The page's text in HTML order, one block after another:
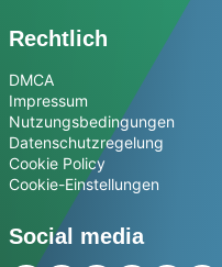
Rechtlich
DMCA
Impressum
Nutzungsbedingungen
Datenschutzregelung
Cookie Policy
Cookie-Einstellungen
Social media